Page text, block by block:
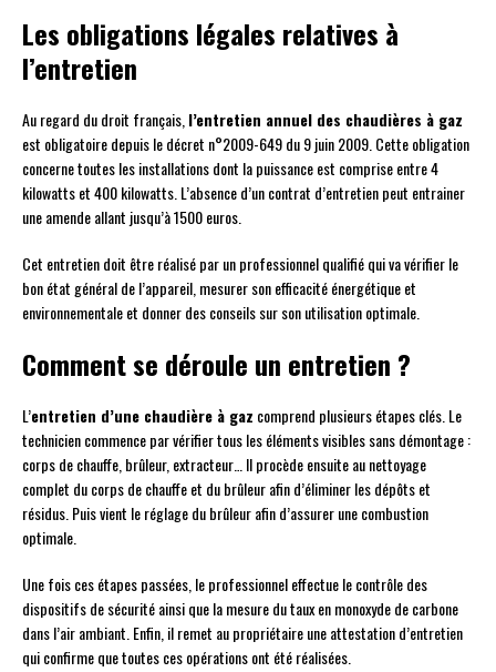
Les obligations légales relatives à
l’entretien
Au regard du droit français, l’entretien annuel des chaudières à gaz
est obligatoire depuis le décret n°2009-649 du 9 juin 2009. Cette obligation
concerne toutes les installations dont la puissance est comprise entre 4
kilowatts et 400 kilowatts. L’absence d’un contrat d’entretien peut entrainer
une amende allant jusqu’à 1500 euros.
Cet entretien doit être réalisé par un professionnel qualifié qui va vérifier le
bon état général de l’appareil, mesurer son efficacité énergétique et
environnementale et donner des conseils sur son utilisation optimale.
Comment se déroule un entretien ?
L’entretien d’une chaudière à gaz comprend plusieurs étapes clés. Le
technicien commence par vérifier tous les éléments visibles sans démontage :
corps de chauffe, brûleur, extracteur… Il procède ensuite au nettoyage
complet du corps de chauffe et du brûleur afin d’éliminer les dépôts et
résidus. Puis vient le réglage du brûleur afin d’assurer une combustion
optimale.
Une fois ces étapes passées, le professionnel effectue le contrôle des
dispositifs de sécurité ainsi que la mesure du taux en monoxyde de carbone
dans l’air ambiant. Enfin, il remet au propriétaire une attestation d’entretien
qui confirme que toutes ces opérations ont été réalisées.